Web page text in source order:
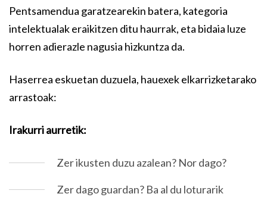
Pentsamendua garatzearekin batera, kategoria
intelektualak eraikitzen ditu haurrak, eta bidaia luze
horren adierazle nagusia hizkuntza da.
Haserrea eskuetan duzuela, hauexek elkarrizketarako
arrastoak:
Irakurri aurretik:
Zer ikusten duzu azalean? Nor dago?
Zer dago guardan? Ba al du loturarik